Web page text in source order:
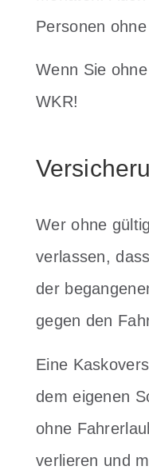
Personen
Wenn Sie
WKR!
Wer ohne
verlassen,
der
gegen den
Eine
dem eigenen
ohne
verlieren und